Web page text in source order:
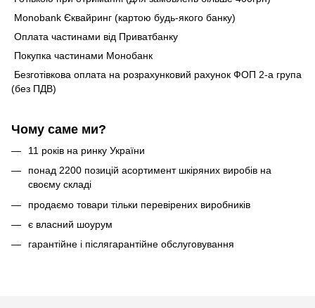
Monobank Єквайринг (картою будь-якого банку)
Оплата частинами від Приватбанку
Покупка частинами Монобанк
Безготівкова оплата на розрахунковий рахунок ФОП 2-а група
(без ПДВ)
Чому саме ми?
11 років на ринку України
понад 2200 позицій асортимент шкіряних виробів на
своєму складі
продаємо товари тільки перевірених виробників
є власний шоурум
гарантійне і післягарантійне обслуговування